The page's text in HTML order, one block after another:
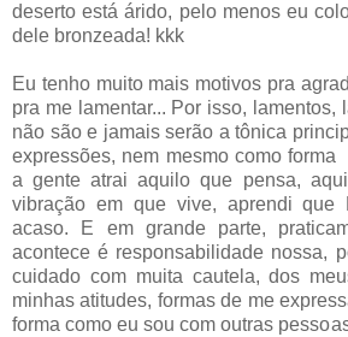
deserto está árido, pelo menos eu
dele bronzeada! kkk
Eu tenho muito mais motivos pra
pra me lamentar... Por isso, lamentos,
não são e jamais serão a tônica
expressões, nem mesmo como
a gente atrai aquilo que pensa,
vibração em que vive, aprendi que
acaso. E em grande parte,
acontece é responsabilidade nossa,
cuidado com muita cautela, dos
minhas atitudes, formas de me
forma como eu sou com outras